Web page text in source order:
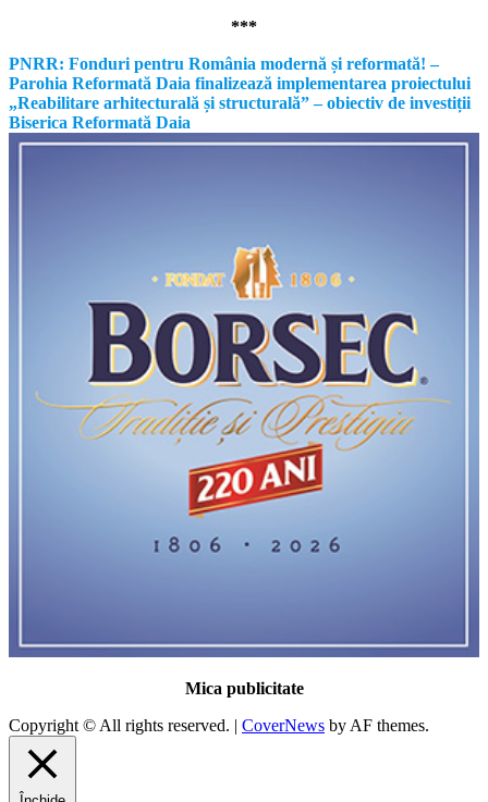
***
PNRR: Fonduri pentru România modernă și reformată! –
Parohia Reformată Daia finalizează implementarea proiectului
„Reabilitare arhitecturală și structurală” – obiectiv de investiții
Biserica Reformată Daia
Mica publicitate
Copyright © All rights reserved. | CoverNews by AF themes.